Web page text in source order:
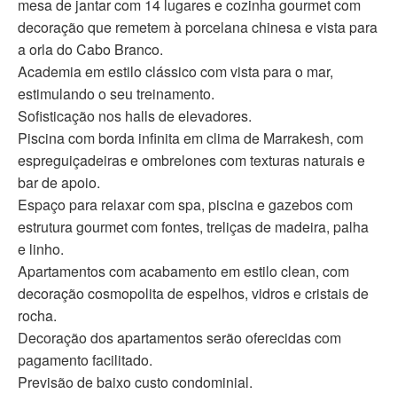
mesa de jantar com 14 lugares e cozinha gourmet com
decoração que remetem à porcelana chinesa e vista para
a orla do Cabo Branco.
Academia em estilo clássico com vista para o mar,
estimulando o seu treinamento.
Sofisticação nos halls de elevadores.
Piscina com borda infinita em clima de Marrakesh, com
espreguiçadeiras e ombrelones com texturas naturais e
bar de apoio.
Espaço para relaxar com spa, piscina e gazebos com
estrutura gourmet com fontes, treliças de madeira, palha
e linho.
Apartamentos com acabamento em estilo clean, com
decoração cosmopolita de espelhos, vidros e cristais de
rocha.
Decoração dos apartamentos serão oferecidas com
pagamento facilitado.
Previsão de baixo custo condominial.